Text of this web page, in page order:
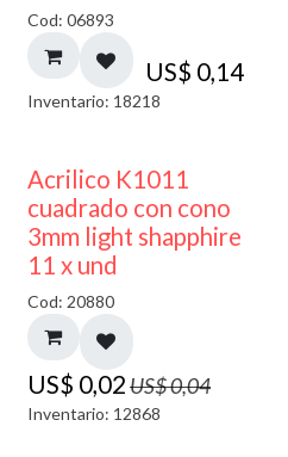
Cod: 06893
US$ 0,14
Inventario: 18218
50% DESCUENTO
Acrilico K1011
cuadrado con cono
3mm light shapphire
11 x und
Cod: 20880
US$ 0,02US$0,04
Inventario: 12868